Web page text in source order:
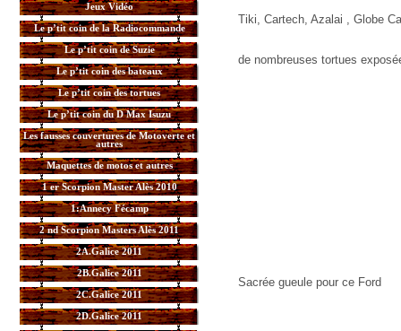
Jeux Vidéo
Le p’tit coin de la Radiocommande
Le p’tit coin de Suzie
Le p’tit coin des bateaux
Le p’tit coin des tortues
Le p’tit coin du D Max Isuzu
Les fausses couvertures de Motoverte et
autres
Maquettes de motos et autres
1 er Scorpion Master Alès 2010
1:Annecy Fécamp
2 nd Scorpion Masters Alès 2011
2A.Galice 2011
2B.Galice 2011
2C.Galice 2011
2D.Galice 2011
Tiki, Cartech, Azalai , Globe
de nombreuses tortues
Sacrée gueule pour ce Ford